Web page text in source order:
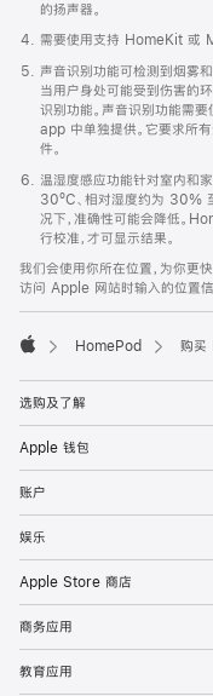
的扬声器。
需要使用支持 HomeKit 或
声音识别功能可检测到烟雾
当用户身处可能受到伤害的
识别功能。声音识别功能需
app 中单独提供。它要求所
件。
温湿度感应功能针对室内和
30ºC、相对湿度约为 30%
况下，准确性可能会降低。
行校准，才可显示结果。
我们会使用你所在位置，为你更
访问 Apple 网站时输入的位置信
HomePod 购买
选购及了解
Apple 钱包
账户
娱乐
Apple Store 商店
商务应用
教育应用